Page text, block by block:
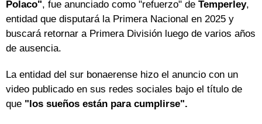
Polaco", fue anunciado como "refuerzo" de Temperley,
entidad que disputará la Primera Nacional en 2025 y
buscará retornar a Primera División luego de varios años
de ausencia.
La entidad del sur bonaerense hizo el anuncio con un
video publicado en sus redes sociales bajo el título de
que "los sueños están para cumplirse".